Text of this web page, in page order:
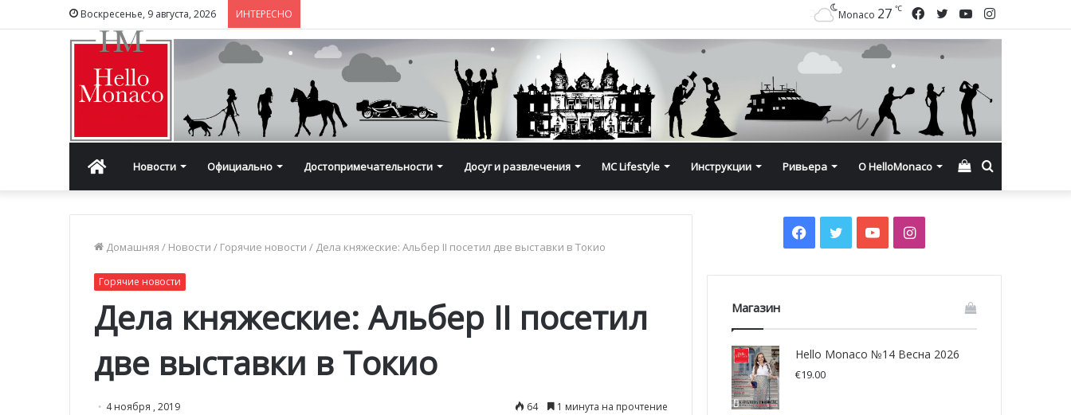
Воскресенье, 9 августа, 2026 ИНТЕРЕСНО Instagram
YouTube
Twitter
Facebook
Monaco 27 ℃
ГлавнаяНовости Официально Достопримечательности Досуг и развлечения MC Lifestyle Инструкции Ривьера О HelloMonaco Смотреть
Домашняя / Новости / Горячие новости / Дела княжеские: Альбер II посетил две выставки в Токио
Горячие новости
Дела княжеские: Альбер II посетил
две выставки в Токио
4 ноября , 2019 64 1 минута на прочтение
Facebook
TwitterYouTubeInstagram
Магазин
Hello Monaco №14 Весна 2026
€19.00